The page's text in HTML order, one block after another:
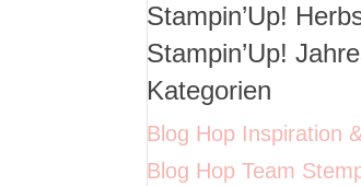
nach:
Stampin’Up!
Stampin’Up!
Kategorien
Blog Hop Inspiration
Blog Hop Team